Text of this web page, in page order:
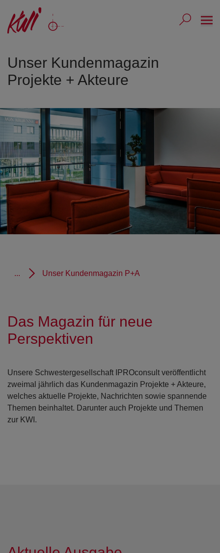
Submit
Unser Kundenmagazin
Projekte + Akteure
... Unser Kundenmagazin P+A
Das Magazin für neue
Perspektiven
Unsere Schwestergesellschaft IPROconsult veröffentlicht
zweimal jährlich das Kundenmagazin Projekte + Akteure,
welches aktuelle Projekte, Nachrichten sowie spannende
Themen beinhaltet. Darunter auch Projekte und Themen
zur KWI.